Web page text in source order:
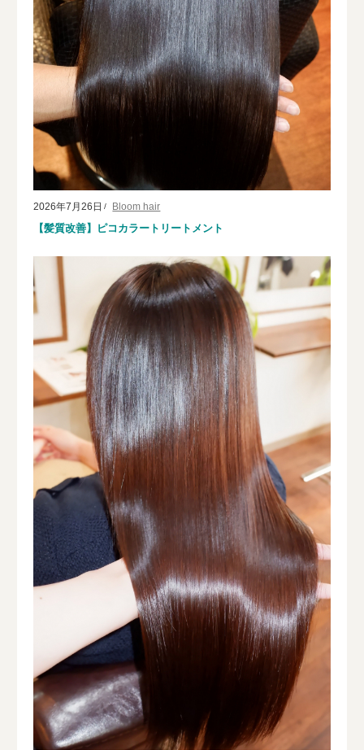
2026年7月26日 Bloom hair
【髪質改善】ピコカラートリートメント